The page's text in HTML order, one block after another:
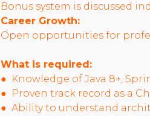
Bonus system is discussed
Career Growth:
Open opportunities for
What is required:
● Knowledge of Java 8+,
● Proven track record as a
● Ability to understand